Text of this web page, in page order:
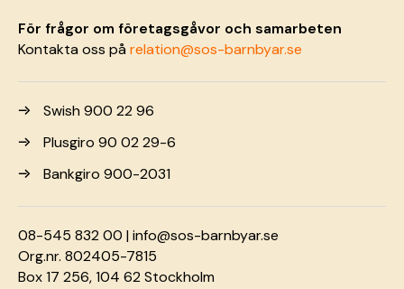
För frågor om företagsgåvor och samarbeten
Kontakta oss pårelation@sos-barnbyar.se
Swish 900 22 96
Plusgiro 90 02 29-6
Bankgiro 900-2031
08-545 832 00 |info@sos-barnbyar.se
Org.nr. 802405-7815
Box 17 256, 104 62 Stockholm